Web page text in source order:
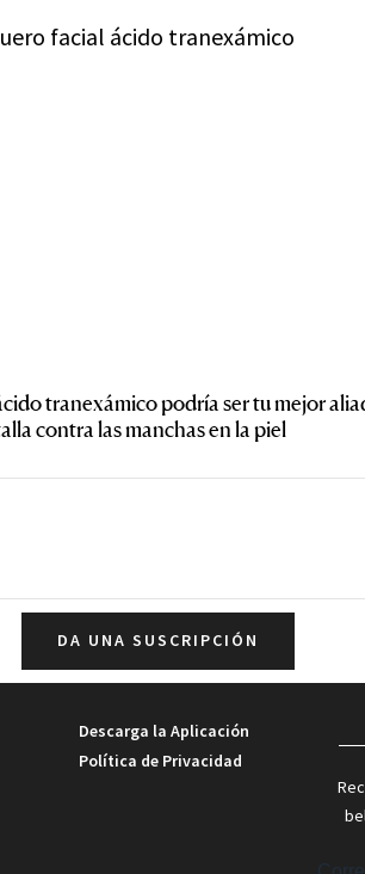
tranexámico podría ser tu mejor
contra las manchas en la piel
DA UNA SUSCRIPCIÓN
Descarga la Aplicación
Política de Privacidad